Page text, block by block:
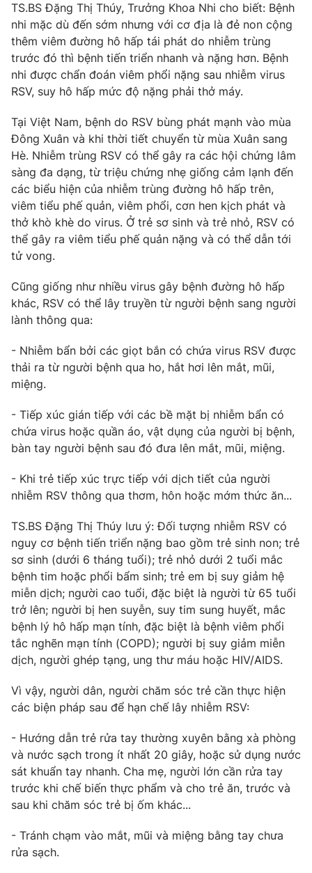
Khán giả
Giải sao mai
Âm nhạc
Sao
Du lịch
Làm đẹp
Chất lượng cuộc sống
Giáo dục
Tuyển sinh
Học trực tuyến
Công nghệ
Hitech Công nghệ tương lai
Sản phẩm
Thị trường
Tư vấn
Giao lưu trực tuyến
Lịch phát sóng
Chuyên mục khác
Emagazine Podcast
Video Shorts video
VTV Money VTV Thể thao
VTV Sức khoẻ
Thị trường 24h Tấm lòng Việt
VTV4 Vươn mình bằng AI
Liên hệ tòa soạn English
THỜI BÁO VTV
Theo dõi báo trên
Cơ quan chủ quản: Đài Truyền hình Việt Nam
Cơ quan báo chí:Thời báo VTV
Giấy phép hoạt động báo in và báo điện tử số 483/GP-BTTTT
cấp ngày 29/12/2023
Tổng Biên tập: Vũ Thanh Thủy
Nguyễn Thị Mỹ Hạnh, Phạm Quốc Thắng,
Nguyễn Trọng Ninh
Tổng đài VTV:
TS.BS Đặng Thị Thúy, Trưởng Khoa Nhi cho biết: Bệnh
nhi mặc dù đến sớm nhưng với cơ địa là đẻ non cộng
thêm viêm đường hô hấp tái phát do nhiễm trùng
trước đó thì bệnh tiến triển nhanh và nặng hơn. Bệnh
nhi được chẩn đoán viêm phổi nặng sau nhiễm virus
RSV, suy hô hấp mức độ nặng phải thở máy.
Tại Việt Nam, bệnh do RSV bùng phát mạnh vào mùa
Đông Xuân và khi thời tiết chuyển từ mùa Xuân sang
Hè. Nhiễm trùng RSV có thể gây ra các hội chứng lâm
sàng đa dạng, từ triệu chứng nhẹ giống cảm lạnh đến
các biểu hiện của nhiễm trùng đường hô hấp trên,
viêm tiểu phế quản, viêm phổi, cơn hen kịch phát và
thở khò khè do virus. Ở trẻ sơ sinh và trẻ nhỏ, RSV có
thể gây ra viêm tiểu phế quản nặng và có thể dẫn tới
tử vong.
Cũng giống như nhiều virus gây bệnh đường hô hấp
khác, RSV có thể lây truyền từ người bệnh sang người
lành thông qua:
- Nhiễm bẩn bởi các giọt bắn có chứa virus RSV được
thải ra từ người bệnh qua ho, hắt hơi lên mắt, mũi,
miệng.
- Tiếp xúc gián tiếp với các bề mặt bị nhiễm bẩn có
chứa virus hoặc quần áo, vật dụng của người bị bệnh,
bàn tay người bệnh sau đó đưa lên mắt, mũi, miệng.
- Khi trẻ tiếp xúc trực tiếp với dịch tiết của người
nhiễm RSV thông qua thơm, hôn hoặc mớm thức ăn...
TS.BS Đặng Thị Thúy lưu ý: Đối tượng nhiễm RSV có
nguy cơ bệnh tiến triển nặng bao gồm trẻ sinh non; trẻ
sơ sinh (dưới 6 tháng tuổi); trẻ nhỏ dưới 2 tuổi mắc
bệnh tim hoặc phổi bẩm sinh; trẻ em bị suy giảm hệ
miễn dịch; người cao tuổi, đặc biệt là người từ 65 tuổi
trở lên; người bị hen suyễn, suy tim sung huyết, mắc
bệnh lý hô hấp mạn tính, đặc biệt là bệnh viêm phổi
tắc nghẽn mạn tính (COPD); người bị suy giảm miễn
dịch, người ghép tạng, ung thư máu hoặc HIV/AIDS.
Vì vậy, người dân, người chăm sóc trẻ cần thực hiện
các biện pháp sau để hạn chế lây nhiễm RSV:
- Hướng dẫn trẻ rửa tay thường xuyên bằng xà phòng
và nước sạch trong ít nhất 20 giây, hoặc sử dụng nước
sát khuẩn tay nhanh. Cha mẹ, người lớn cần rửa tay
trước khi chế biến thực phẩm và cho trẻ ăn, trước và
sau khi chăm sóc trẻ bị ốm khác...
- Tránh chạm vào mắt, mũi và miệng bằng tay chưa
rửa sạch.